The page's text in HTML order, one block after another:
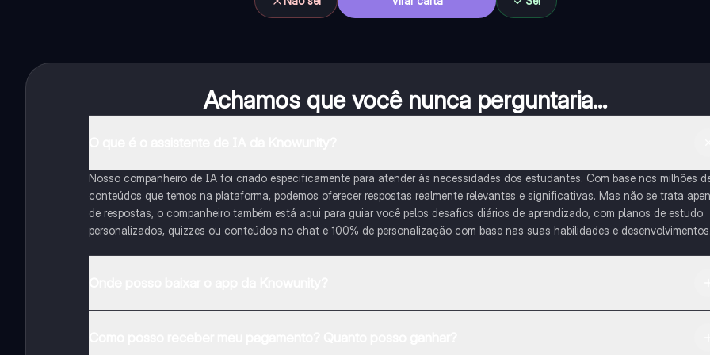
Achamos que você nunca perguntaria...
Nosso companheiro de IA foi criado especificamente para atender às necessidades dos estudantes. Com base nos milhões
conteúdos que temos na plataforma, podemos oferecer respostas realmente relevantes e significativas. Mas não se trata
de respostas, o companheiro também está aqui para guiar você pelos desafios diários de aprendizado, com planos de estudo
personalizados, quizzes ou conteúdos no chat e 100% de personalização com base nas suas habilidades e desenvolvimentos.